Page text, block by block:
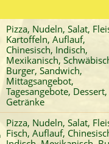
Das
Der
Übertragung
Testshop
Styles
Kontakt
Baguette
Kartoffeln
Auflauf
Pizza, Nudeln, Salat,
Kartoffeln, Auflauf,
Chinesisch, Indisch,
Mexikanisch,
Burger, Sandwich,
Mittagsangebot,
Tagesangebote, Dessert,
Getränke
Pizza, Nudeln, Salat,
Fisch, Auflauf,